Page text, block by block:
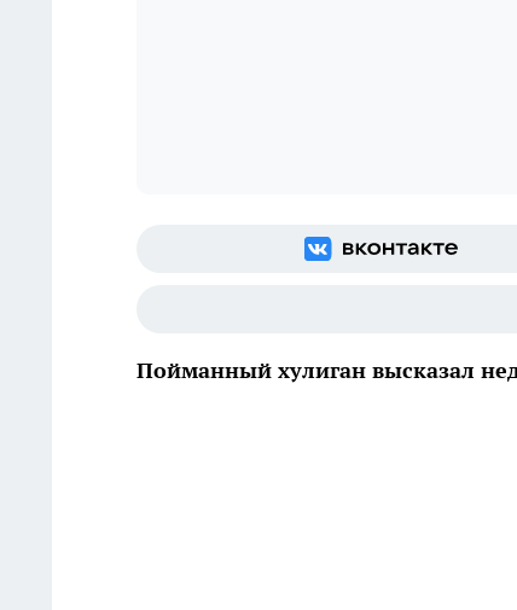
Пойманный хулиган высказал